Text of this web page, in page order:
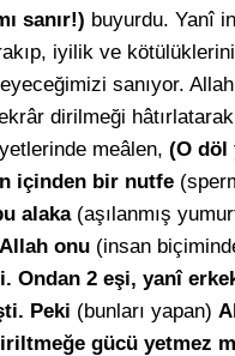
sanır!) buyurdu. Yanî
iyilik ve
sanıyor.
dirilmeği
meâlen, (O döl
içinden bir nutfe
alaka (aşılanmış
onu (insan
Ondan 2 eşi, yanî
Peki (bunları yapan)
gücü yetmez